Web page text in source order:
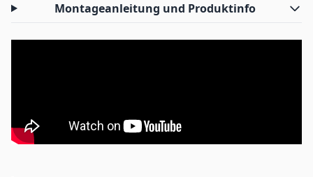
Montageanleitung und Produktinfo